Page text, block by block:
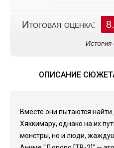
Итоговая оценка:
История
ОПИСАНИЕ
Вместе они пытаются
Хяккимару, однако на их
монстры, но и люди,